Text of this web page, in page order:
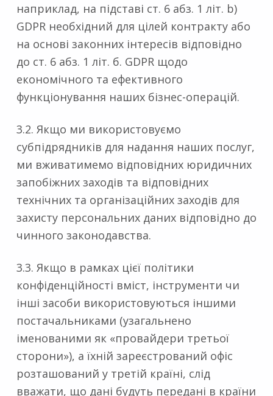
наприклад, на підставі ст. 6 абз. 1 літ. b)
GDPR необхідний для цілей контракту або
на основі законних інтересів відповідно
до ст. 6 абз. 1 літ. б. GDPR щодо
економічного та ефективного
функціонування наших бізнес-операцій.
3.2. Якщо ми використовуємо
субпідрядників для надання наших послуг,
ми вживатимемо відповідних юридичних
запобіжних заходів та відповідних
технічних та організаційних заходів для
захисту персональних даних відповідно до
чинного законодавства.
3.3. Якщо в рамках цієї політики
конфіденційності вміст, інструменти чи
інші засоби використовуються іншими
постачальниками (узагальнено
іменованими як «провайдери третьої
сторони»), а їхній зареєстрований офіс
розташований у третій країні, слід
вважати, що дані будуть передані в країни